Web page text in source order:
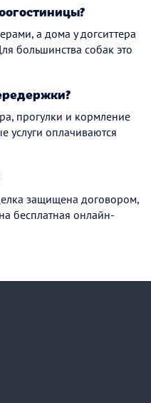
а дома у догситтера
большинства собак это
прогулки и кормление
услуги оплачиваются
защищена договором,
бесплатная онлайн-